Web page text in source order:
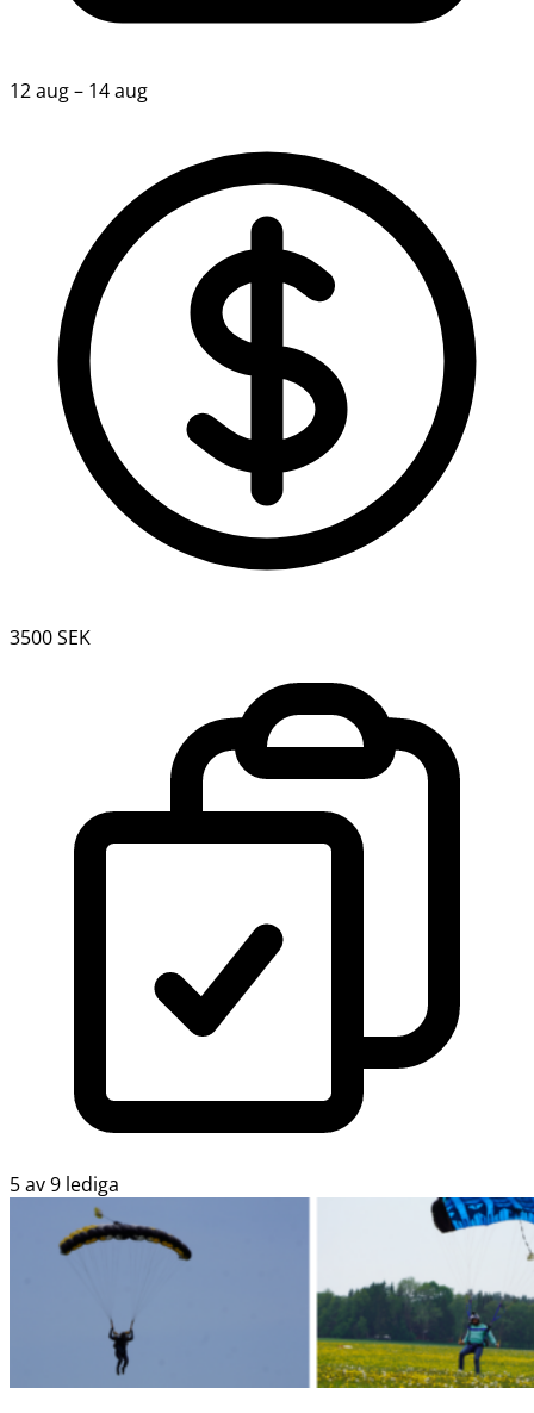
12 aug – 14 aug
3500 SEK
5 av 9 lediga